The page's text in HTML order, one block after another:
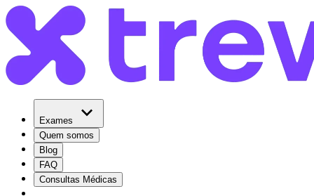
Exames
Quem somos
Blog
FAQ
Consultas Médicas